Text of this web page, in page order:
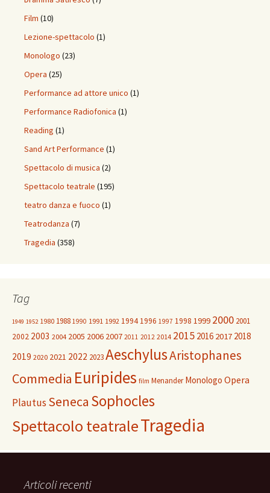
Film (10)
Lezione-spettacolo (1)
Monologo (23)
Opera (25)
Performance ad attore unico (1)
Performance Radiofonica (1)
Reading (1)
Sand Art Performance (1)
Spettacolo di musica (2)
Spettacolo teatrale (195)
teatro danza e fuoco (1)
Teatrodanza (7)
Tragedia (358)
Tag
1949 1952 1980 1988 1990 1991 1992 19941996 1997 1998 1999 2000 2001
2002 2003 2004 2005 2006 2007 2011 2012 2014 2015 2016 2017 2018
2019 2020 2021 2022 2023AeschylusAristophanes
Commedia Euripides film Menander Monologo Opera
PlautusSeneca Sophocles
Spettacolo teatraleTragedia
Articoli recenti